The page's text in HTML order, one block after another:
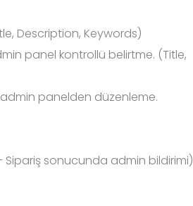
Description, Keywords)
panel kontrollü belirtme. (Title,
admin panelden düzenleme.
Sipariş sonucunda admin bildirimi)